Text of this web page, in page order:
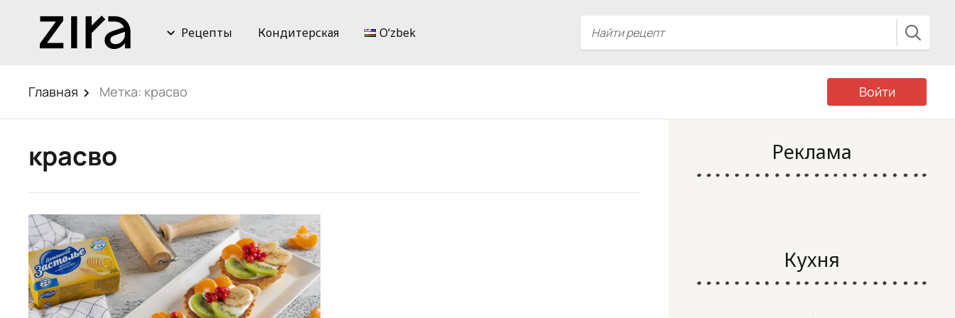
Рецепты Кондитерская Oʻzbek
Главная Метка: красво Войти
красво Реклама
Кухня